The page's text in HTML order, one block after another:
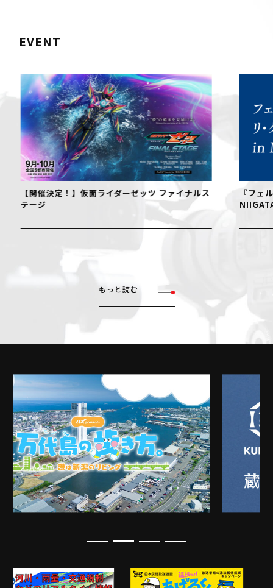
EVENT
【開催決定！】仮面ライダーゼッツ ファイナルス
テージ
『フェ
もっと読む